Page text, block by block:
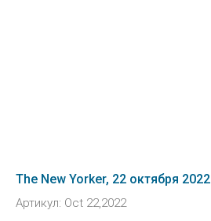
The New Yorker, 22 октября 2022
Артикул: Oct 22,2022